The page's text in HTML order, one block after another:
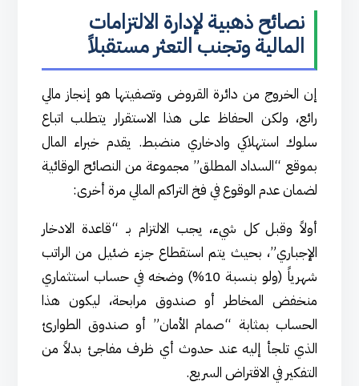
نصائح ذهبية لإدارة الالتزامات
المالية وتجنب التعثر مستقبلاً
إن الخروج من دائرة القروض وتصفيتها هو إنجاز مالي
رائع، ولكن الحفاظ على هذا الاستقرار يتطلب اتباع
سلوك استهلاكي وادخاري منضبط. يقدم خبراء المال
بموقع “السداد المطلق” مجموعة من النصائح الوقائية
لضمان عدم الوقوع في فخ التراكم المالي مرة أخرى:
أولاً وقبل كل شيء، يجب الالتزام بـ “قاعدة الادخار
الإجباري”، بحيث يتم استقطاع جزء ضئيل من الراتب
شهرياً (ولو بنسبة 10%) وضخه في حساب استثماري
منخفض المخاطر أو صندوق مرابحة، ليكون هذا
الحساب بمثابة “صمام الأمان” أو صندوق الطوارئ
الذي تلجأ إليه عند حدوث أي ظرف مفاجئ بدلاً من
التفكير في الاقتراض السريع.